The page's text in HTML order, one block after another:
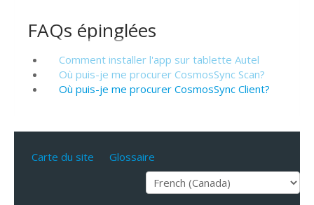
FAQs épinglées
Comment installer l'app sur tablette Autel
Où puis-je me procurer CosmosSync Scan?
Où puis-je me procurer CosmosSync Client?
Carte du site Glossaire